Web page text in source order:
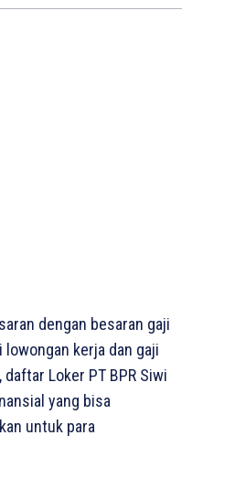
dengan besaran gaji
lowongan kerja dan gaji
Loker PT BPR Siwi
yang bisa
untuk para